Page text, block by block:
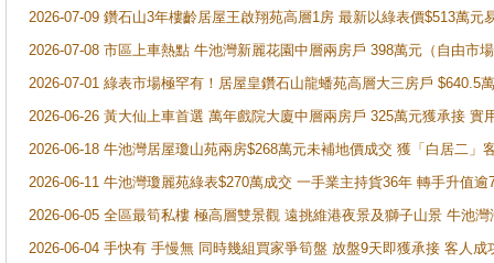
2026-07-09 鑽石山3年樓齡居屋王啟翔苑高層1房 最新以綠表價$513萬元
2026-07-08 市區上車熱點 牛池灣新麗花園中層兩房戶 398萬元（自由市
2026-07-01 綠表市場極罕有！居屋皇鑽石山龍蟠苑高層大三房戶
2026-06-26 黃大仙上車首選 萬年戲院大廈中層兩房戶 325萬元獲承接 實
2026-06-18 牛池灣居屋瓊山苑兩房$268萬元未補地價成交 獲「白居二」
2026-06-11 牛池灣瓊麗苑綠表$270萬成交 一手業主持貨36年 轉手升值逾
2026-06-05 全區最筍私樓 極高層雙景觀 遠挑維港夜景及獅子山景 牛池
2026-06-04 手快有 手慢無 同時幾組買家爭筍盤 放盤9天即獲承接 客人